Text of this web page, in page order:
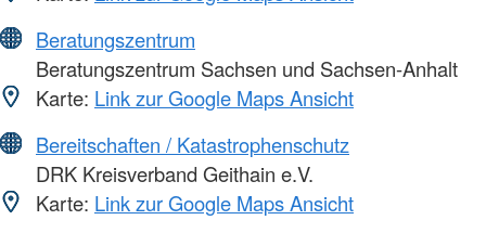
Beratungszentrum
Beratungszentrum Sachsen und Sachsen-Anhalt
Karte: Link zur Google Maps Ansicht
Bereitschaften / Katastrophenschutz
DRK Kreisverband Geithain e.V.
Karte: Link zur Google Maps Ansicht